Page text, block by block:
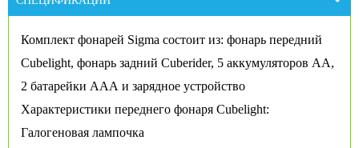
Комплект фонарей Sigma состоит из: фонарь передний
Cubelight, фонарь задний Cuberider, 5 аккумуляторов АА,
2 батарейки ААА и зарядное устройство
Характеристики переднего фонаря Cubelight:
Галогеновая лампочка